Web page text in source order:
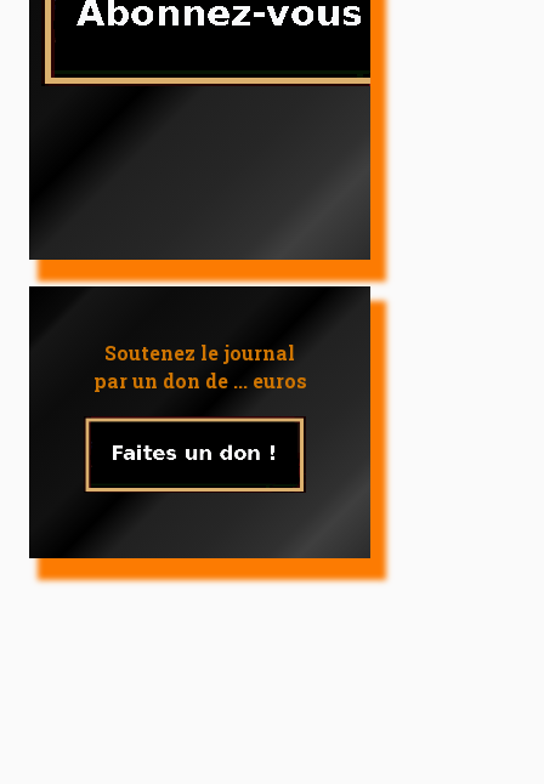
Soutenez le journal
par un don de ... euros